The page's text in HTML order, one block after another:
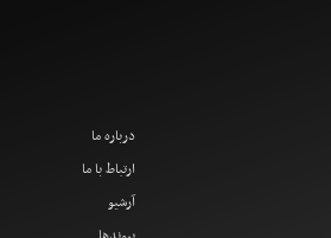
درباره ما
ارتباط با ما
آرشیو